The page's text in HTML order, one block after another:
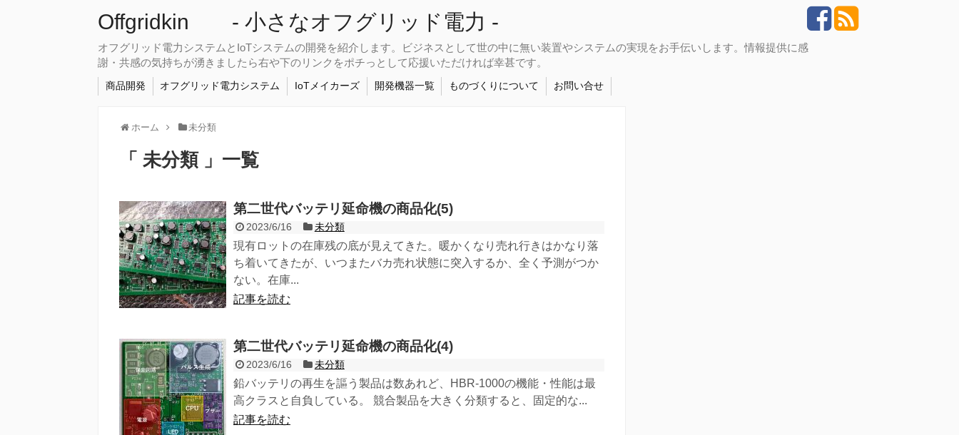
Offgridkin - 小さなオフグリッド電力 -
オフグリッド電力システムとIoTシステムの開発を紹介します。ビジネスとして世の中に無い装置やシステムの実現をお手伝いします。情報提供に感
謝・共感の気持ちが湧きましたら右や下のリンクをポチっとして応援いただければ幸甚です。
商品開発 オフグリッド電力システム IoTメイカーズ 開発機器一覧 ものづくりについて お問い合せ
ホーム 未分類
「 未分類 」一覧
第二世代バッテリ延命機の商品化(5)
2023/6/16 未分類
現有ロットの在庫残の底が見えてきた。暖かくなり売れ行きはかなり落
ち着いてきたが、いつまたバカ売れ状態に突入するか、全く予測がつか
ない。在庫...
記事を読む
第二世代バッテリ延命機の商品化(4)
2023/6/16 未分類
鉛バッテリの再生を謳う製品は数あれど、HBR-1000の機能・性能は最
高クラスと自負している。 競合製品を大きく分類すると、固定的な...
記事を読む